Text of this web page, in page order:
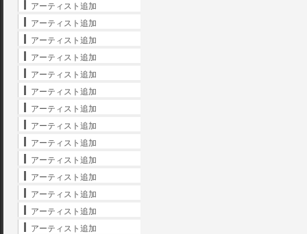
アーティスト追加
アーティスト追加
アーティスト追加
アーティスト追加
アーティスト追加
アーティスト追加
アーティスト追加
アーティスト追加
アーティスト追加
アーティスト追加
アーティスト追加
アーティスト追加
アーティスト追加
アーティスト追加